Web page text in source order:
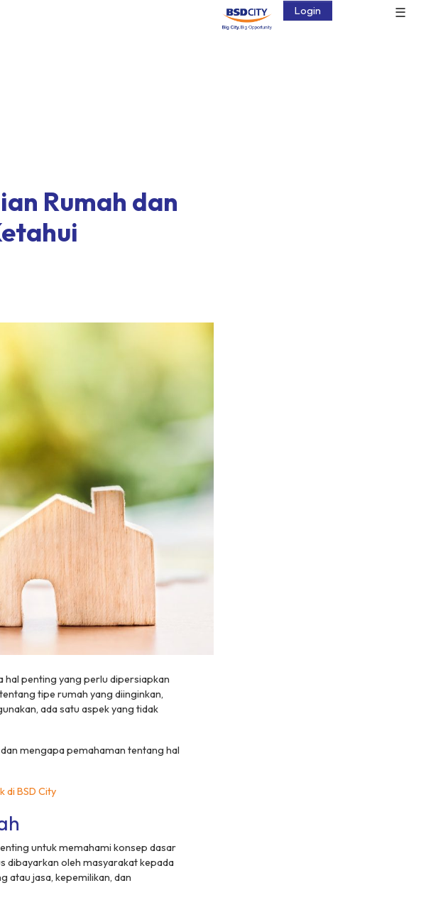
☰
Login
Rumah dan
hal penting yang perlu dipersiapkan
tipe rumah yang diinginkan,
ada satu aspek yang tidak
mengapa pemahaman tentang hal
di BSD City
untuk memahami konsep dasar
dibayarkan oleh masyarakat kepada
atau jasa, kepemilikan, dan